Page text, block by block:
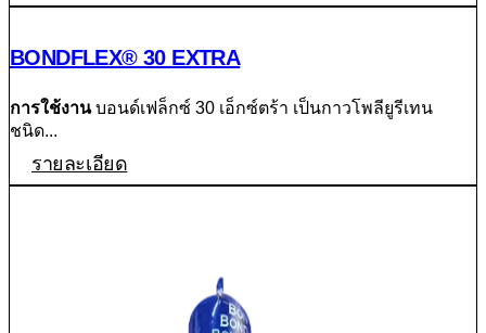
BONDFLEX® 30 EXTRA
การใช้งานบอนด์เฟล็กซ์ 30 เอ็กซ์ตร้า เป็นกาวโพลียูรีเทน
ชนิด...
รายละเอียด